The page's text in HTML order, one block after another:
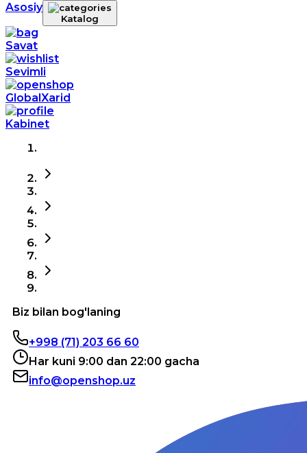
Asosiy
Katalog
Savat
Sevimli
GlobalXarid
Kabinet
Biz bilan bog'laning
+998 (71) 203 66 60
Har kuni 9:00 dan 22:00 gacha
info@openshop.uz